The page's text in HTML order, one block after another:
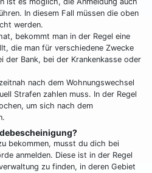
In diesem Fall müssen die oben
werden.
bekommt man in der Regel eine
die man für verschiedene Zwecke
der Bank, bei der Krankenkasse oder
nach dem Wohnungswechsel
Strafen zahlen muss. In der Regel
um sich nach dem
bekommen, musst du dich bei
anmelden. Diese ist in der Regel
zu finden, in deren Gebiet